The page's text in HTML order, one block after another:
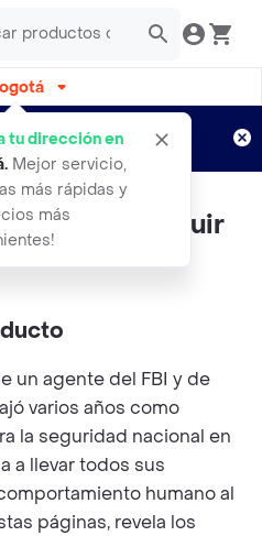
tu dirección en
. Mejor servicio,
más rápidas y
más
semanas
Aplican TyC
E Influir
un agente del FBI y de
varios años como
la seguridad nacional en
a llevar todos sus
humano al
páginas, revela los